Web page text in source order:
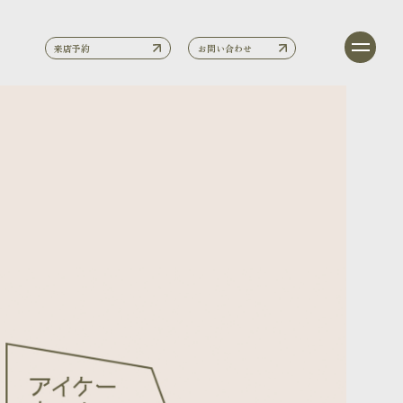
来店予約 お問い合わせ